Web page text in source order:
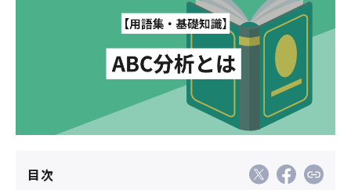
資料ダウンロード 料金・お問合せ
目次